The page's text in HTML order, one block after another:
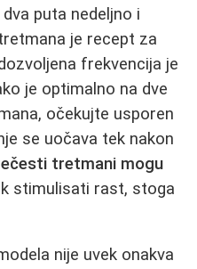
puta nedeljno i
je recept za
frekvencija je
je optimalno na dve
očekujte usporen
se uočava tek nakon
tretmani mogu
stimulisati rast, stoga
nije uvek onakva